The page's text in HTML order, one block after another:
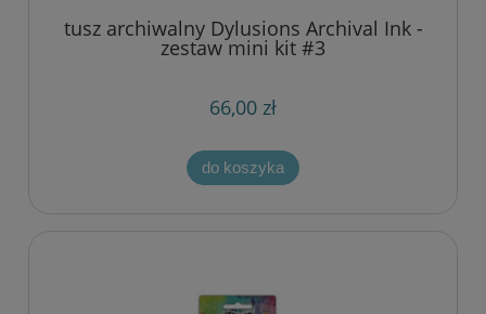
tusz archiwalny Dylusions Archival Ink -
zestaw mini kit #3
66,00 zł
do koszyka